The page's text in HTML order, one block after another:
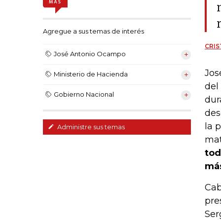
Agregue a sus temas de interés
José Antonio Ocampo
Ministerio de Hacienda
Gobierno Nacional
Administre sus temas
del
la